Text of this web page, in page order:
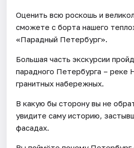
Оценить всю роскошь и
сможете с борта нашего
«Парадный Петербург».
Большая часть экскурсии
парадного Петербурга – реке
гранитных набережных.
В какую бы сторону вы не
увидите саму историю,
фасадах.